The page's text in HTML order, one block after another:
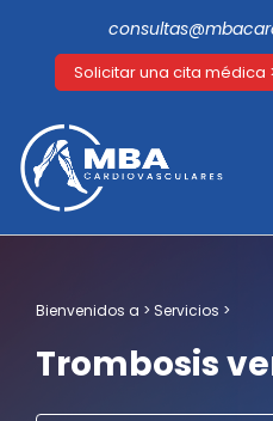
Solicitar una cita médica
Bienvenidos a > Servicios >
Trombosis